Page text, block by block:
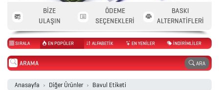
PROMOSYON
AJANDA
2026
PROMOSYON
TAKVİM
BİZE
ULAŞIN
ÖDEME
SEÇENEKLERİ
BASKI
ALTERNATİFLERİ
SIRALA EN POPÜLER ALFABETİK EN YENİLER İNDİRİMLİLER
ARA
Anasayfa Diğer Ürünler Bavul Etiketi